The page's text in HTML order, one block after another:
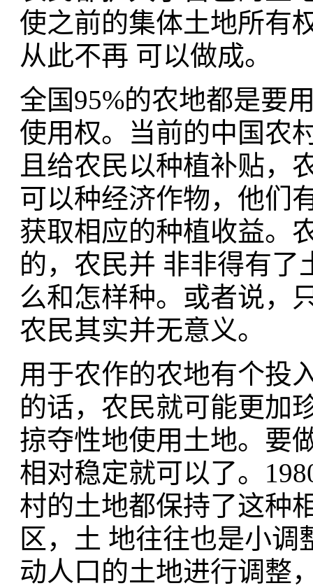
使之前的集体土地所有
从此不再 可以做成。
全国95%的农地都是要
使用权。当前的中国农
且给农民以种植补贴，
可以种经济作物，他们
获取相应的种植收益。
的，农民并 非非得有了
么和怎样种。或者说，
农民其实并无意义。
用于农作的农地有个投
的话，农民就可能更加
掠夺性地使用土地。要
相对稳定就可以了。
村的土地都保持了这种
区，土 地往往也是小
动人口的土地进行调整